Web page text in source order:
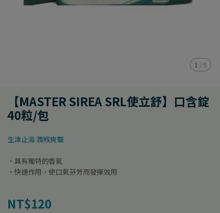
1 /5
【MASTER SIREA SRL使立舒】口含錠
40粒/包
生津止渴 潤喉爽聲
·具有獨特的香氣
·快速作用，使口氣芬芳而發揮效用
NT$120